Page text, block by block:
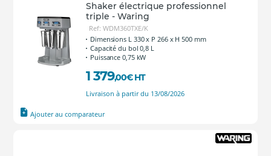
Shaker électrique professionnel
triple - Waring
Ref: WDM360TXE/K
Dimensions L 330 x P 266 x H 500 mm
Capacité du bol 0,8 L
Puissance 0,75 kW
1 379,00€ HT
Livraison à partir du 13/08/2026
Ajouter au comparateur